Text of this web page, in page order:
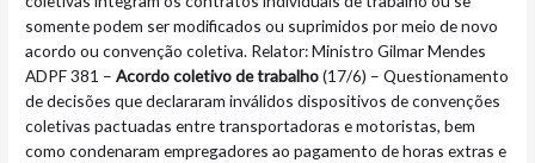
somente podem ser modificados ou suprimidos por meio de novo
acordo ou convenção coletiva. Relator: Ministro Gilmar Mendes
ADPF 381 –Acordo coletivo de trabalho(17/6) – Questionamento
de decisões que declararam inválidos dispositivos de convenções
coletivas pactuadas entre transportadoras e motoristas, bem
como condenaram empregadores ao pagamento de horas extras e